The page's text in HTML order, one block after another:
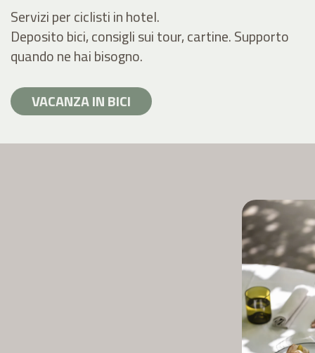
Servizi per ciclisti in hotel.
Deposito bici, consigli sui tour, cartine. Supporto
quando ne hai bisogno.
VACANZA IN BICI